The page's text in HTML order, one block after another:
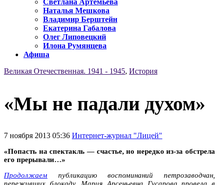
Светлана Артемьева
Наталья Мешкова
Владимир Берштейн
Екатерина Габалова
Олег Липовецкий
Илона Румянцева
Афиша
Великая Отечественная. 1941 - 1945, История
«Мы не падали духом»
7 ноября 2013 05:36 Интернет-журнал "Лицей"
«Попасть на спектакль — счастье, но нередко из-за обстрела
его прерывали…»
Продолжаем публикацию воспоминаний петрозаводчан,